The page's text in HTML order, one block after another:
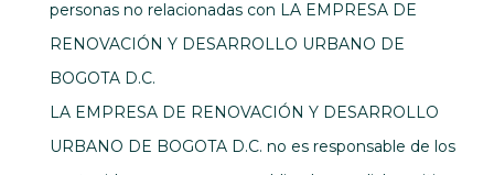
personas no relacionadas con LA EMPRESA DE
RENOVACIÓN Y DESARROLLO URBANO DE
BOGOTA D.C.
LA EMPRESA DE RENOVACIÓN Y DESARROLLO
URBANO DE BOGOTA D.C. no es responsable de los